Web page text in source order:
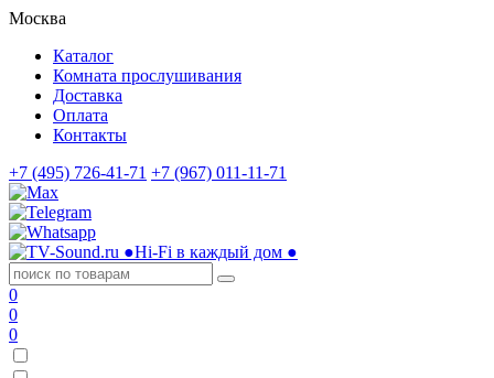
Москва
Каталог
Комната прослушивания
Доставка
Оплата
Контакты
+7 (495) 726-41-71 +7 (967) 011-11-71
●Hi-Fi в каждый дом ●
0
0
0